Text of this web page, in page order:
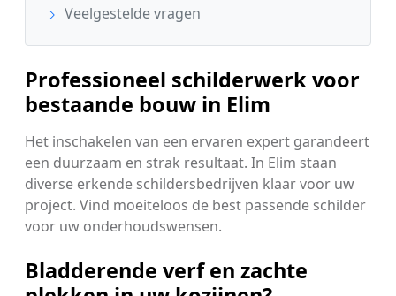
Veelgestelde vragen
Professioneel schilderwerk voor
bestaande bouw in Elim
Het inschakelen van een ervaren expert garandeert
een duurzaam en strak resultaat. In Elim staan
diverse erkende schildersbedrijven klaar voor uw
project. Vind moeiteloos de best passende schilder
voor uw onderhoudswensen.
Bladderende verf en zachte